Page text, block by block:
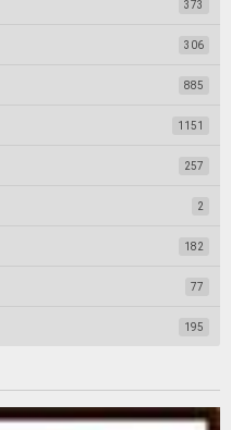
373
306
885
1151
257
2
182
77
195